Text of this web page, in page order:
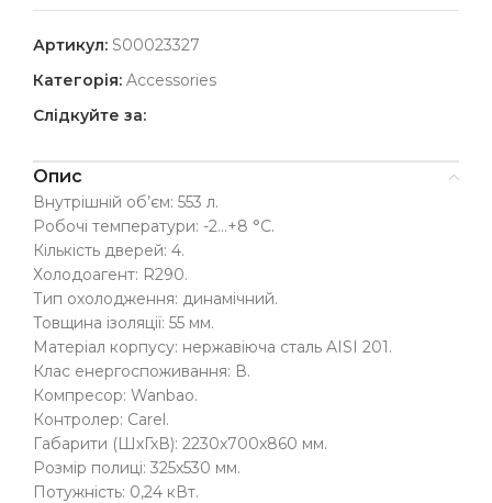
Артикул: S00023327
Категорія: Accessories
Слідкуйте за:
Опис
Внутрішній об’єм: 553 л.
Робочі температури: -2…+8 °C.
Кількість дверей: 4.
Холодоагент: R290.
Тип охолодження: динамічний.
Товщина ізоляції: 55 мм.
Матеріал корпусу: нержавіюча сталь AISI 201.
Клас енергоспоживання: В.
Компресор: Wanbao.
Контролер: Carel.
Габарити (ШхГхВ): 2230x700x860 мм.
Розмір полиці: 325х530 мм.
Потужність: 0,24 кВт.